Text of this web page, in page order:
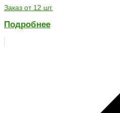
Заказ от 12 шт.
Подробнее